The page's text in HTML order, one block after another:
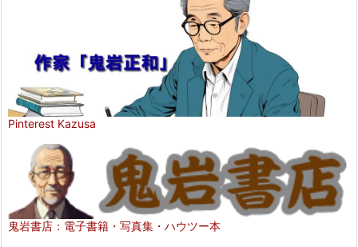
Pinterest Kazusa
鬼岩書店：電子書籍・写真集・ハウツー本